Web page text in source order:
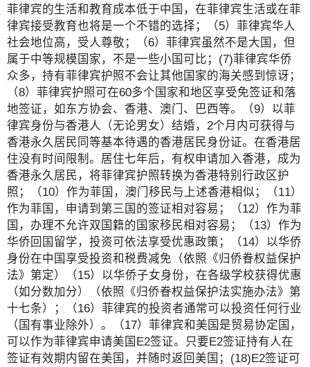
菲律宾的生活和教育成本低于中国，在菲律宾生活或在菲
律宾接受教育也将是一个不错的选择；（5）菲律宾华人
社会地位高，受人尊敬；（6）菲律宾虽然不是大国，但
属于中等规模国家，不是一些小国可比；(7)菲律宾华侨
众多，持有菲律宾护照不会让其他国家的海关感到惊讶；
（8）菲律宾护照可在60多个国家和地区享受免签证和落
地签证，如东方协会、香港、澳门、巴西等。（9）以菲
律宾身份与香港人（无论男女）结婚，2个月内可获得与
香港永久居民同等基本待遇的香港居民身份证。在香港居
住没有时间限制。居住七年后，有权申请加入香港，成为
香港永久居民，将菲律宾护照转换为香港特别行政区护
照；（10）作为菲国，澳门移民与上述香港相似；（11）
作为菲国，申请到第三国的签证相对容易；（12）作为菲
国，办理不允许双国籍的国家移民相对容易；（13）作为
华侨回国留学，投资可依法享受优惠政策；（14）以华侨
身份在中国享受投资和税费减免（依照《归侨眷权益保护
法》第定）（15）以华侨子女身份，在各级学校获得优惠
（如分数加分）（依照《归侨眷权益保护法实施办法》第
十七条）；（16）菲律宾的投资者通常可以投资任何行业
（国有事业除外）。（17）菲律宾和美国是贸易协定国，
可以作为菲律宾申请美国E2签证。只要E2签证持有人在
签证有效期内留在美国，并随时返回美国；(18)E2签证可